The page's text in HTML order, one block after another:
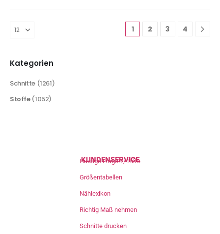
1 2 3 4
Kategorien
Schnitte (1261)
Stoffe (1052)
KUNDENSERVICE
Häufige Fragen / Hilfe
Größentabellen
Nählexikon
Richtig Maß nehmen
Schnitte drucken